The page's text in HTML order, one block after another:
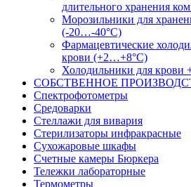
длительного хранения
Морозильники для
(-20…-40°С)
Фармацевтические
крови (+2…+8°С)
Холодильники для крови
СОБСТВЕННОЕ
Спектрофотометры
Средоварки
Стеллажи для вивария
Стерилизаторы инфракрасные
Сухожаровые шкафы
Счетные камеры Бюркера
Тележки лабораторные
Термометры